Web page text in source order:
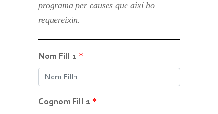
programa per causes que així ho
requereixin.
Nom Fill 1*
Cognom Fill 1*